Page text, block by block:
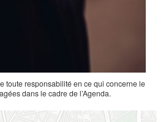
toute responsabilité en ce qui concerne le
dans le cadre de l’Agenda.